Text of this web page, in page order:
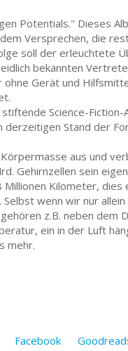
Potentials." Dieses
Versprechen, die
soll der erleuchtete
bekannten
ohne Gerät und
stiftende Science-
derzeitigen Stand der
aus und
Gehirnzellen sein
Kilometer,
Selbst wenn wir nur
z.B. neben
ein in der Luft
mehr.
Facebook